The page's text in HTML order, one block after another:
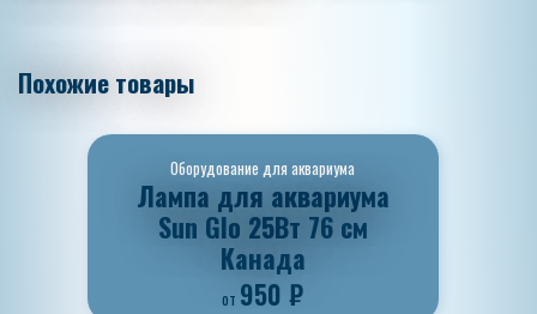
Похожие товары
Оборудование для аквариума
Лампа для аквариума
Sun Glo 25Вт 76 см
Канада
от 950 ₽